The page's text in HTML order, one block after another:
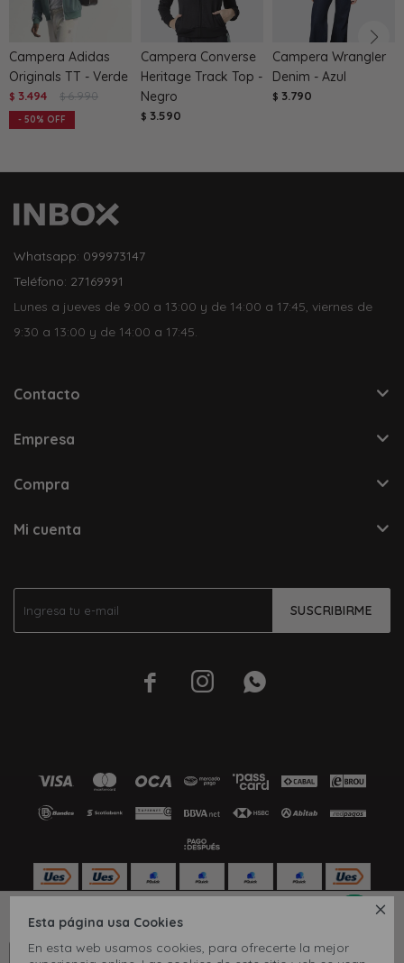

Esta página usa Cookies
En esta web usamos cookies, para ofrecerte la mejor
CONOCÉ TU TALLE
Campera Adidas
Originals TT - Verde
$ 3.494 $ 6.990
50
Campera Converse
Heritage Track Top -
Negro
$ 3.590
Campera Wrangler
Denim - Azul
$ 3.790
SUSCRIBIRME
  
Whatsapp: 099973147
Teléfono: 27169991
Lunes a jueves de 9:00 a 13:00 y de 14:00 a 17:45, viernes de
9:30 a 13:00 y de 14:00 a 17:45.
Contacto
Empresa
Compra
Mi cuenta
© Copyright 2026 / Inbox